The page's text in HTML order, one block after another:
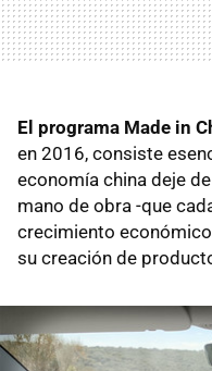
El programa Made in
en 2016, consiste
economía china deje
mano de obra -que
crecimiento
su creación de